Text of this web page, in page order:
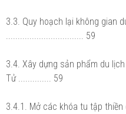
3.3. Quy hoạch lại không gian
................................. 59
3.4. Xây dựng sản phẩm du
Tử .............. 59
3.4.1. Mở các khóa tu tập